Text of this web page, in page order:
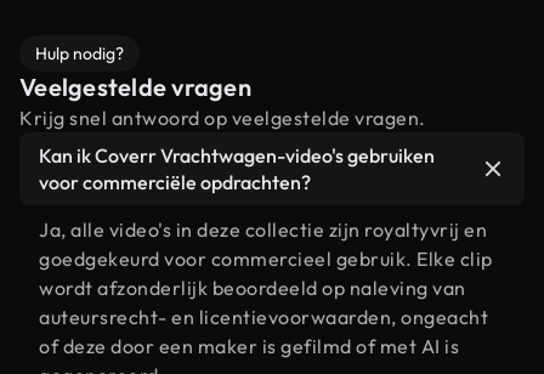
Hulp nodig?
Veelgestelde vragen
Krijg snel antwoord op veelgestelde vragen.
Kan ik Coverr Vrachtwagen-video's gebruiken
voor commerciële opdrachten?
Ja, alle video's in deze collectie zijn royaltyvrij en
goedgekeurd voor commercieel gebruik. Elke clip
wordt afzonderlijk beoordeeld op naleving van
auteursrecht- en licentievoorwaarden, ongeacht
of deze door een maker is gefilmd of met AI is